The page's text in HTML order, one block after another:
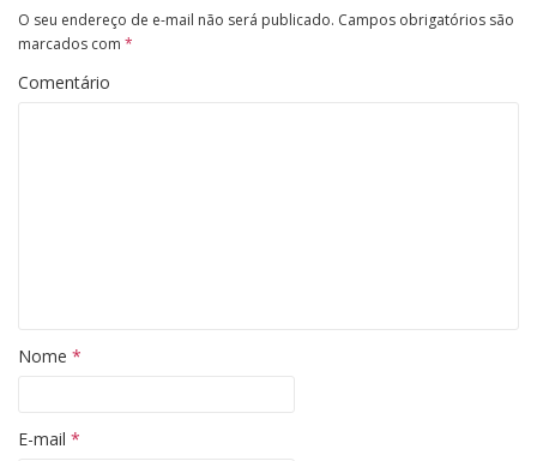
O seu endereço de e-mail não será publicado. Campos obrigatórios são
marcados com *
Comentário
Nome *
E-mail *